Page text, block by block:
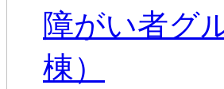
障がい者グ
棟）